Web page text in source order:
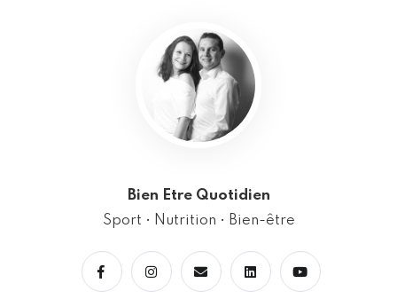
Bien Etre Quotidien
Sport • Nutrition • Bien-être